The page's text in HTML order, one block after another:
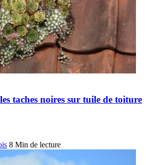
taches noires sur tuile de toiture
8 Min de lecture